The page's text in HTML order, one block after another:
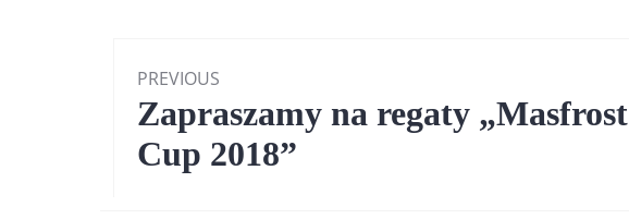
wpisu
PREVIOUS
Previous
post:
Zapraszamy na regaty „Masfrost
Cup 2018”